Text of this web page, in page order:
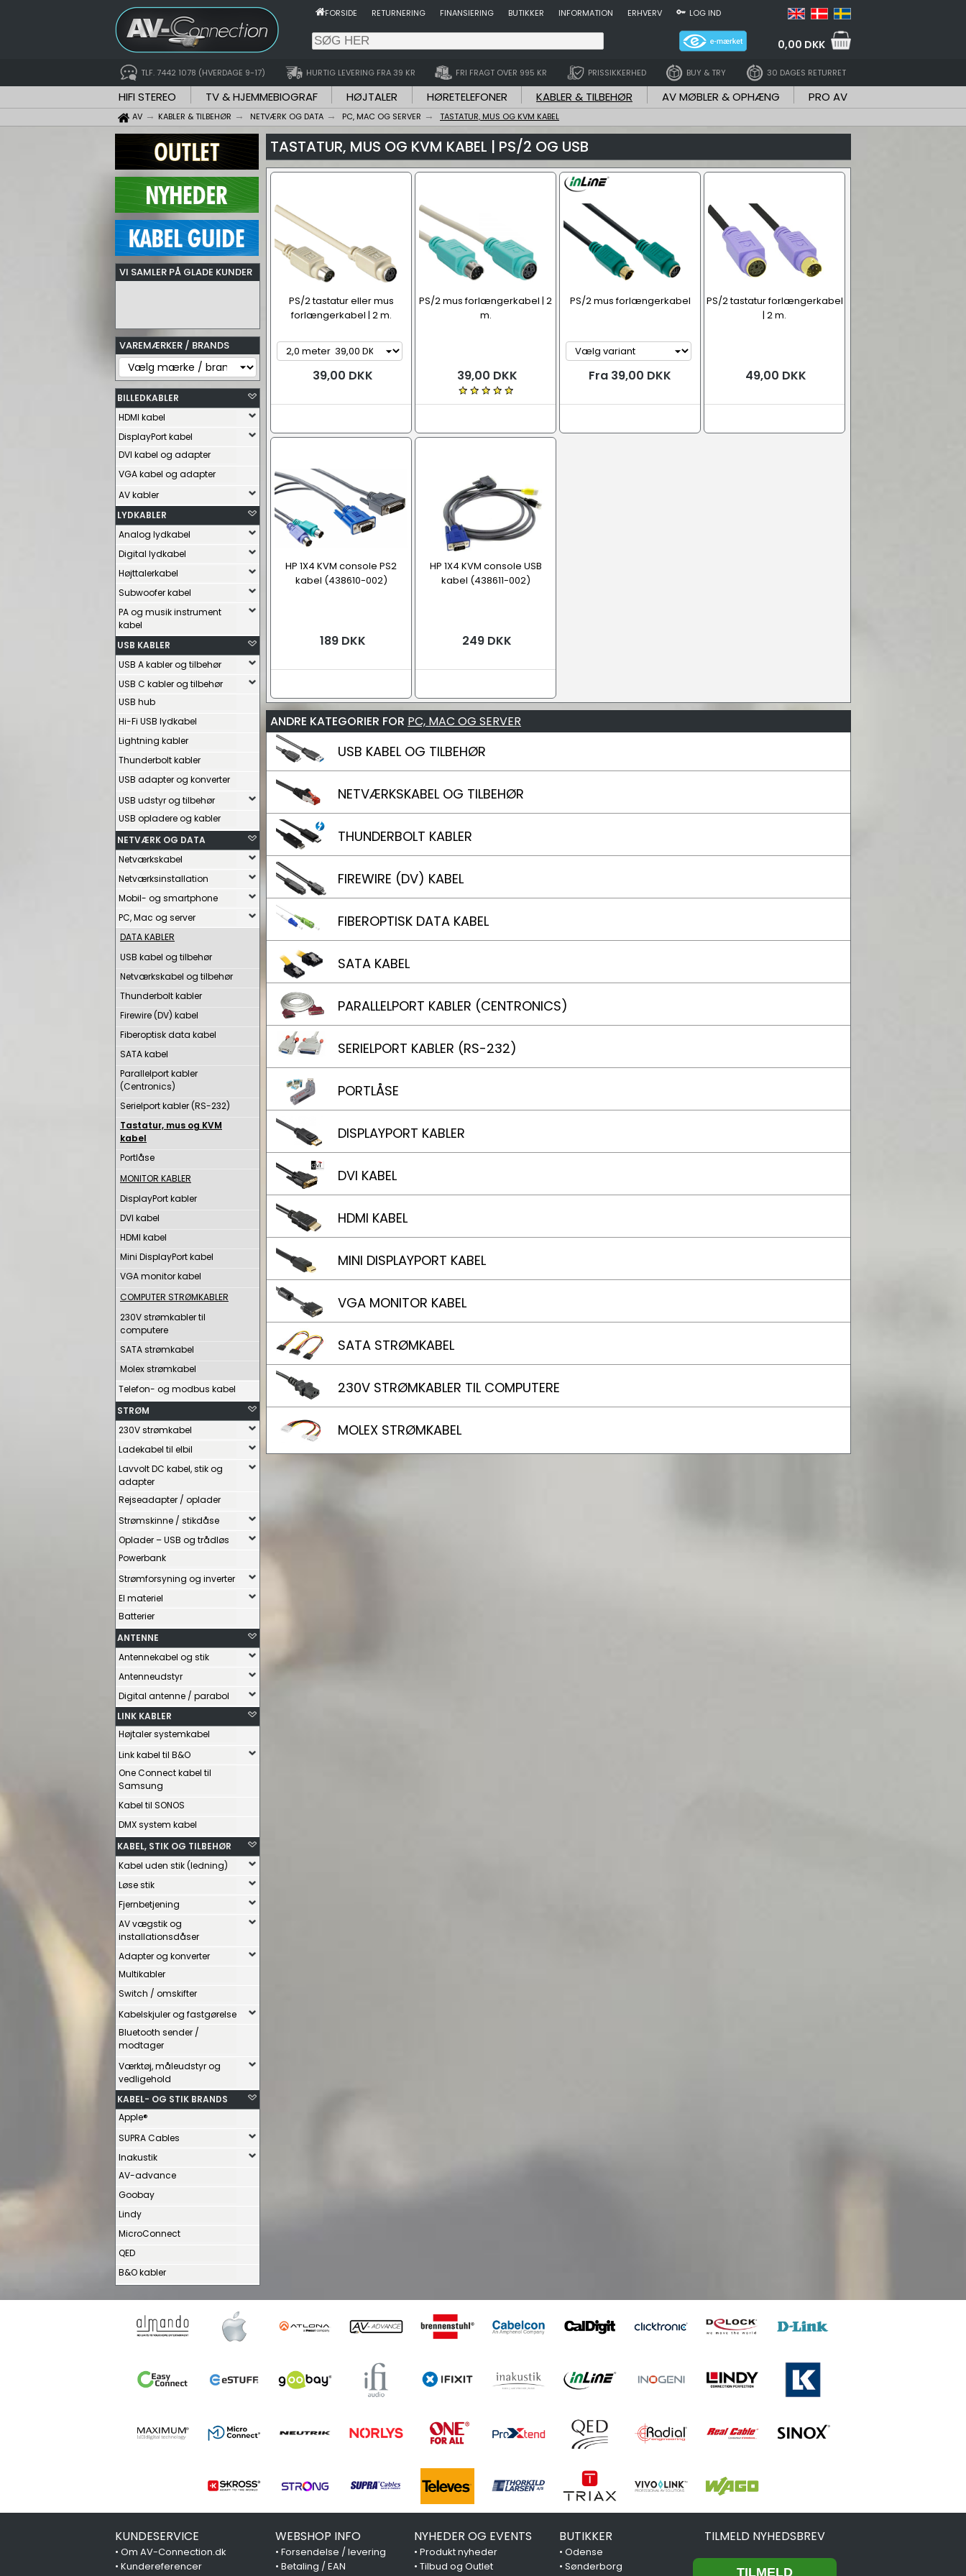
FORSIDE RETURNERING FINANSIERING BUTIKKER INFORMATION ERHVERV LOG IND
0,00 DKK
TLF. 7442 1078 (HVERDAGE 9-17) HURTIG LEVERING FRA 39 KR FRI FRAGT OVER 995 KR PRISSIKKERHED BUY & TRY 30 DAGES RETURRET
HIFI STEREO TV & HJEMMEBIOGRAF HØJTALER HØRETELEFONER KABLER & TILBEHØR AV MØBLER & OPHÆNG PRO AV
AV KABLER & TILBEHØR NETVÆRK OG DATA PC, MAC OG SERVER TASTATUR, MUS OG KVM KABEL
VI SAMLER PÅ GLADE KUNDER
VAREMÆRKER / BRANDS
BILLEDKABLER
HDMI kabel
DisplayPort kabel
DVI kabel og adapter
VGA kabel og adapter
AV kabler
LYDKABLER
Analog lydkabel
Digital lydkabel
Højttalerkabel
Subwoofer kabel
PA og musik instrument
kabel
USB KABLER
USB A kabler og tilbehør
USB C kabler og tilbehør
USB hub
Hi-Fi USB lydkabel
Lightning kabler
Thunderbolt kabler
USB adapter og konverter
USB udstyr og tilbehør
USB opladere og kabler
NETVÆRK OG DATA
Netværkskabel
Netværksinstallation
Mobil- og smartphone
PC, Mac og server
DATA KABLER
USB kabel og tilbehør
Netværkskabel og tilbehør
Thunderbolt kabler
Firewire (DV) kabel
Fiberoptisk data kabel
SATA kabel
Parallelport kabler
(Centronics)
Serielport kabler (RS-232)
Tastatur, mus og KVM
kabel
Portlåse
MONITOR KABLER
DisplayPort kabler
DVI kabel
HDMI kabel
Mini DisplayPort kabel
VGA monitor kabel
COMPUTER STRØMKABLER
230V strømkabler til
computere
SATA strømkabel
Molex strømkabel
Telefon- og modbus kabel
STRØM
230V strømkabel
Ladekabel til elbil
Lavvolt DC kabel, stik og
adapter
Rejseadapter / oplader
Strømskinne / stikdåse
Oplader – USB og trådløs
Powerbank
Strømforsyning og inverter
El materiel
Batterier
ANTENNE
Antennekabel og stik
Antenneudstyr
Digital antenne / parabol
LINK KABLER
Højtaler systemkabel
Link kabel til B&O
One Connect kabel til
Samsung
Kabel til SONOS
DMX system kabel
KABEL, STIK OG TILBEHØR
Kabel uden stik (ledning)
Løse stik
Fjernbetjening
AV vægstik og
installationsdåser
Adapter og konverter
Multikabler
Switch / omskifter
Kabelskjuler og fastgørelse
Bluetooth sender /
modtager
Værktøj, måleudstyr og
vedligehold
KABEL- OG STIK BRANDS
Apple®
SUPRA Cables
Inakustik
AV-advance
Goobay
Lindy
MicroConnect
QED
B&O kabler
TASTATUR, MUS OG KVM KABEL | PS/2 OG USB
PS/2 tastatur eller mus
forlængerkabel | 2 m.
39,00 DKK
PS/2 mus forlængerkabel | 2
m.
39,00 DKK
PS/2 mus forlængerkabel
Fra 39,00 DKK
PS/2 tastatur forlængerkabel
| 2 m.
49,00 DKK
HP 1X4 KVM console PS2
kabel (438610-002)
189 DKK
HP 1X4 KVM console USB
kabel (438611-002)
249 DKK
ANDRE KATEGORIER FOR PC, MAC OG SERVER
USB KABEL OG TILBEHØR
NETVÆRKSKABEL OG TILBEHØR
THUNDERBOLT KABLER
FIREWIRE (DV) KABEL
FIBEROPTISK DATA KABEL
SATA KABEL
PARALLELPORT KABLER (CENTRONICS)
SERIELPORT KABLER (RS-232)
PORTLÅSE
DISPLAYPORT KABLER
DVI KABEL
HDMI KABEL
MINI DISPLAYPORT KABEL
VGA MONITOR KABEL
SATA STRØMKABEL
230V STRØMKABLER TIL COMPUTERE
MOLEX STRØMKABEL
KUNDESERVICE
• Om AV-Connection.dk
• Kundereferencer
WEBSHOP INFO
• Forsendelse / levering
• Betaling / EAN
NYHEDER OG EVENTS
• Produkt nyheder
• Tilbud og Outlet
BUTIKKER
•Odense
•Sønderborg
TILMELD NYHEDSBREV